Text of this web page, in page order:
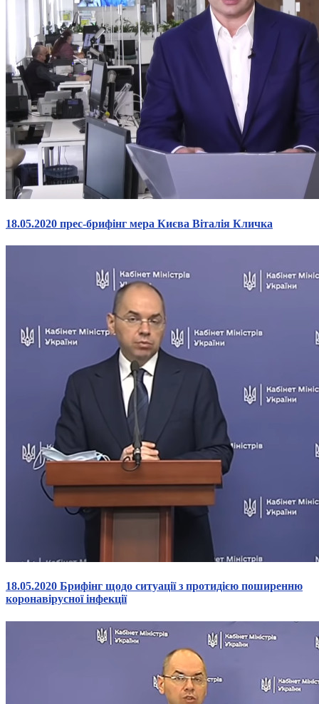
18.05.2020 прес-брифінг мера Києва Віталія Кличка
18.05.2020 Брифінг щодо ситуації з протидією поширенню
коронавірусної інфекції